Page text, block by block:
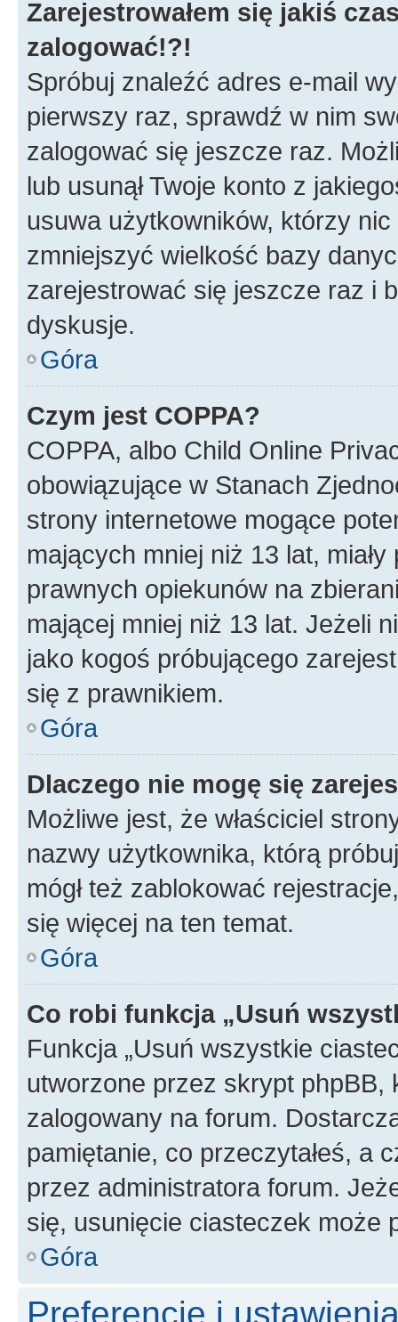
Zarejestrowałem się jakiś
zalogować!?!
Spróbuj znaleźć adres e-mail
pierwszy raz, sprawdź w nim
zalogować się jeszcze raz.
lub usunął Twoje konto z
usuwa użytkowników, którzy
zmniejszyć wielkość bazy
zarejestrować się jeszcze raz i
dyskusje.
Góra
Czym jest COPPA?
COPPA, albo Child Online
obowiązujące w Stanach
strony internetowe mogące
mających mniej niż 13 lat,
prawnych opiekunów na
mającej mniej niż 13 lat. Jeżeli
jako kogoś próbującego
się z prawnikiem.
Góra
Dlaczego nie mogę się
Możliwe jest, że właściciel
nazwy użytkownika, którą
mógł też zablokować
się więcej na ten temat.
Góra
Co robi funkcja „Usuń
Funkcja „Usuń wszystkie
utworzone przez skrypt
zalogowany na forum.
pamiętanie, co przeczytałeś, a
przez administratora forum.
się, usunięcie ciasteczek może
Góra
Preferencje i